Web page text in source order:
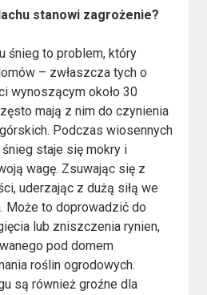
stanowi zagrożenie?
śnieg to problem, który
– zwłaszcza tych o
wynoszącym około 30
mają z nim do czynienia
Podczas wiosennych
staje się mokry i
wagę. Zsuwając się z
uderzając z dużą siłą we
Może to doprowadzić do
lub zniszczenia rynien,
pod domem
roślin ogrodowych.
są również groźne dla